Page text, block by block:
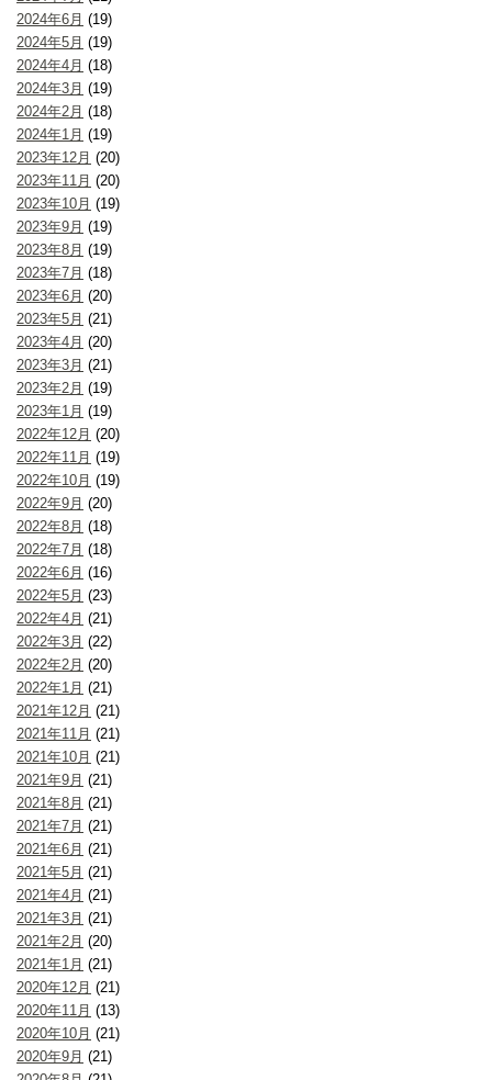
2024年6月 (19)
2024年5月 (19)
2024年4月 (18)
2024年3月 (19)
2024年2月 (18)
2024年1月 (19)
2023年12月 (20)
2023年11月 (20)
2023年10月 (19)
2023年9月 (19)
2023年8月 (19)
2023年7月 (18)
2023年6月 (20)
2023年5月 (21)
2023年4月 (20)
2023年3月 (21)
2023年2月 (19)
2023年1月 (19)
2022年12月 (20)
2022年11月 (19)
2022年10月 (19)
2022年9月 (20)
2022年8月 (18)
2022年7月 (18)
2022年6月 (16)
2022年5月 (23)
2022年4月 (21)
2022年3月 (22)
2022年2月 (20)
2022年1月 (21)
2021年12月 (21)
2021年11月 (21)
2021年10月 (21)
2021年9月 (21)
2021年8月 (21)
2021年7月 (21)
2021年6月 (21)
2021年5月 (21)
2021年4月 (21)
2021年3月 (21)
2021年2月 (20)
2021年1月 (21)
2020年12月 (21)
2020年11月 (13)
2020年10月 (21)
2020年9月 (21)